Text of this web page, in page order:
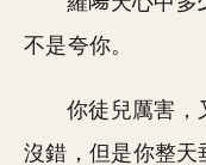
不是夸你。
你徒兒厲害，
沒錯，但是你整天